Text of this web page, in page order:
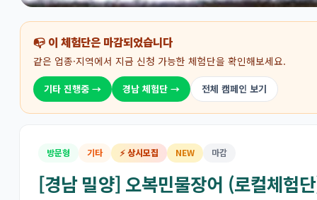
📭 이 체험단은 마감되었습니다
같은 업종·지역에서 지금 신청 가능한 체험단을 확인해보세요.
기타 진행중 → 경남 체험단 → 전체 캠페인 보기
방문형 기타 ⚡ 상시모집 NEW 마감
[경남 밀양] 오복민물장어 (로컬체험